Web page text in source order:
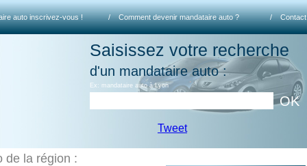
auto inscrivez-vous ! / Comment devenir mandataire auto ? / Contact
Saisissez votre recherche
d'un mandataire auto :
Ex: mandataire auto à Lyon
OK
Tweet
de la région :